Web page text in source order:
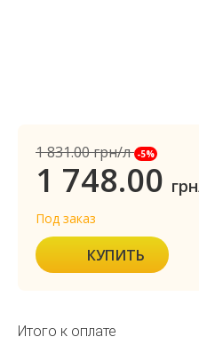
1 831.00грн/л -5%
1 748.00
Под заказ
КУПИТЬ
Итого к оплате